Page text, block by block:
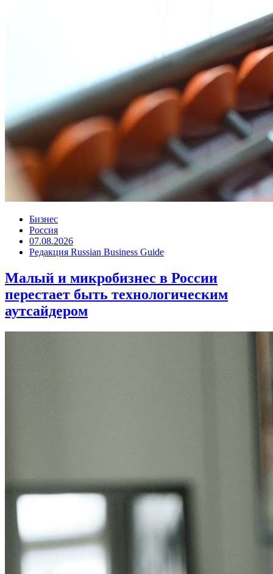
Бизнес
Россия
07.08.2026
Редакция Russian Business Guide
Малый и микробизнес в России
перестает быть технологическим
аутсайдером